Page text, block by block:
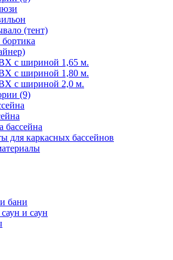
(тент)
с шириной 1,65 м.
с шириной 1,80 м.
с шириной 2,0 м.
(9)
бассейна
для каркасных бассейнов
бани
и саун